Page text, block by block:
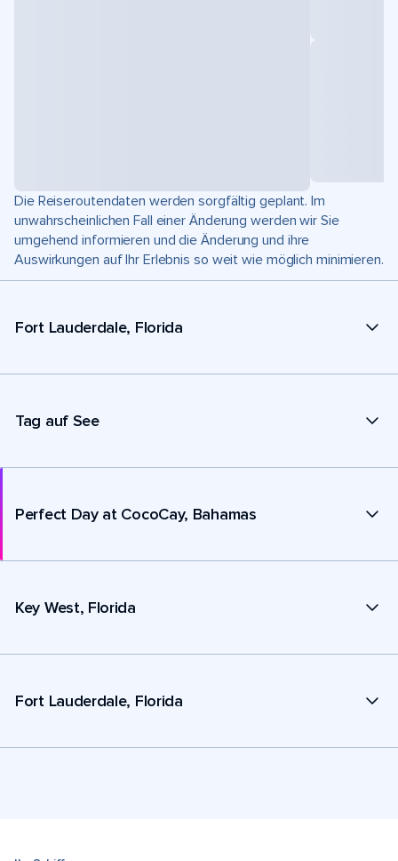
Die Reiseroutendaten werden sorgfältig geplant. Im
unwahrscheinlichen Fall einer Änderung werden wir Sie
umgehend informieren und die Änderung und ihre
Auswirkungen auf Ihr Erlebnis so weit wie möglich minimieren.
Fort Lauderdale, Florida
Tag auf See
Perfect Day at CocoCay, Bahamas
Key West, Florida
Fort Lauderdale, Florida